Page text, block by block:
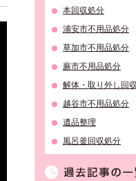
本回収処分
浦安市不用品処分
草加市不用品処分
蕨市不用品処分
解体・取り外し回収
越谷市不用品処分
遺品整理
風呂釜回収処分